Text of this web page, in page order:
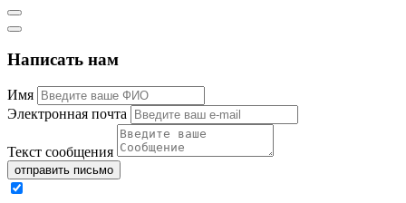
Написать нам
Имя
Электронная почта
Текст сообщения
отправить письмо